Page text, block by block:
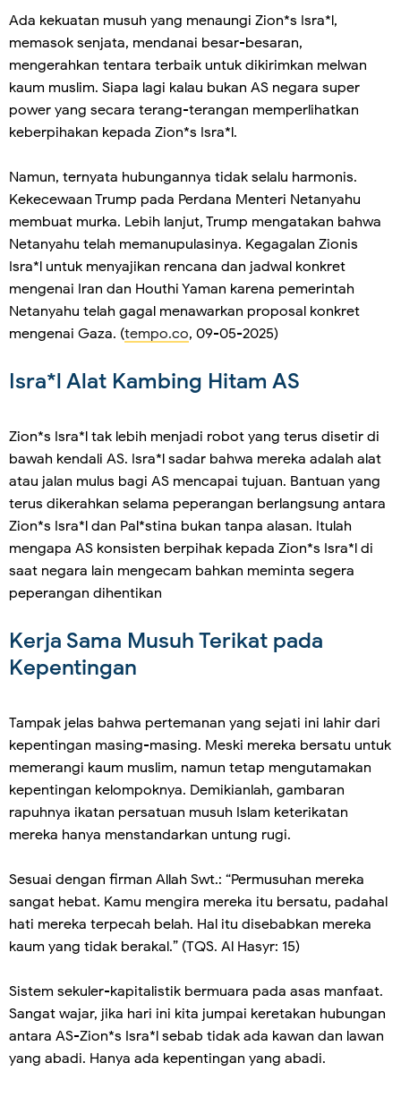
Ada kekuatan musuh yang menaungi Zion*s Isra*l,
memasok senjata, mendanai besar-besaran,
mengerahkan tentara terbaik untuk dikirimkan melwan
kaum muslim. Siapa lagi kalau bukan AS negara super
power yang secara terang-terangan memperlihatkan
keberpihakan kepada Zion*s Isra*l.
Namun, ternyata hubungannya tidak selalu harmonis.
Kekecewaan Trump pada Perdana Menteri Netanyahu
membuat murka. Lebih lanjut, Trump mengatakan bahwa
Netanyahu telah memanupulasinya. Kegagalan Zionis
Isra*l untuk menyajikan rencana dan jadwal konkret
mengenai Iran dan Houthi Yaman karena pemerintah
Netanyahu telah gagal menawarkan proposal konkret
mengenai Gaza. (tempo.co, 09-05-2025)
Isra*l Alat Kambing Hitam AS
Zion*s Isra*l tak lebih menjadi robot yang terus disetir di
bawah kendali AS. Isra*l sadar bahwa mereka adalah alat
atau jalan mulus bagi AS mencapai tujuan. Bantuan yang
terus dikerahkan selama peperangan berlangsung antara
Zion*s Isra*l dan Pal*stina bukan tanpa alasan. Itulah
mengapa AS konsisten berpihak kepada Zion*s Isra*l di
saat negara lain mengecam bahkan meminta segera
peperangan dihentikan
Kerja Sama Musuh Terikat pada
Kepentingan
Tampak jelas bahwa pertemanan yang sejati ini lahir dari
kepentingan masing-masing. Meski mereka bersatu untuk
memerangi kaum muslim, namun tetap mengutamakan
kepentingan kelompoknya. Demikianlah, gambaran
rapuhnya ikatan persatuan musuh Islam keterikatan
mereka hanya menstandarkan untung rugi.
Sesuai dengan firman Allah Swt.: “Permusuhan mereka
sangat hebat. Kamu mengira mereka itu bersatu, padahal
hati mereka terpecah belah. Hal itu disebabkan mereka
kaum yang tidak berakal.” (TQS. Al Hasyr: 15)
Sistem sekuler-kapitalistik bermuara pada asas manfaat.
Sangat wajar, jika hari ini kita jumpai keretakan hubungan
antara AS-Zion*s Isra*l sebab tidak ada kawan dan lawan
yang abadi. Hanya ada kepentingan yang abadi.